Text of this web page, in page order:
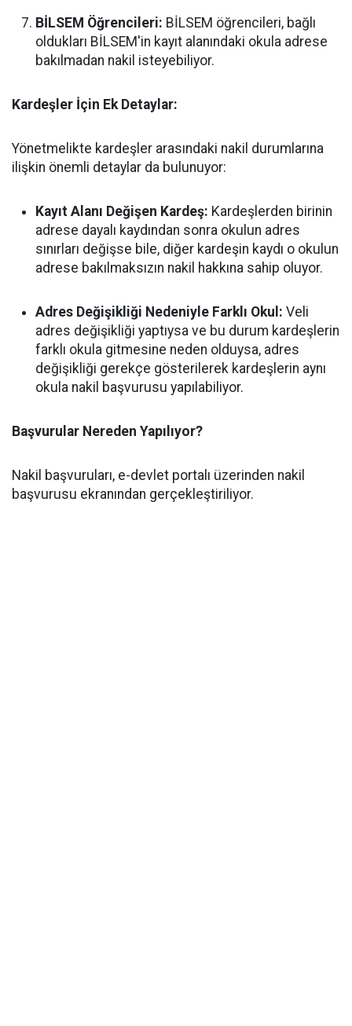
BİLSEM Öğrencileri: BİLSEM öğrencileri, bağlı
oldukları BİLSEM'in kayıt alanındaki okula adrese
bakılmadan nakil isteyebiliyor.
Kardeşler İçin Ek Detaylar:
Yönetmelikte kardeşler arasındaki nakil durumlarına
ilişkin önemli detaylar da bulunuyor:
Kayıt Alanı Değişen Kardeş: Kardeşlerden birinin
adrese dayalı kaydından sonra okulun adres
sınırları değişse bile, diğer kardeşin kaydı o okulun
adrese bakılmaksızın nakil hakkına sahip oluyor.
Adres Değişikliği Nedeniyle Farklı Okul: Veli
adres değişikliği yaptıysa ve bu durum kardeşlerin
farklı okula gitmesine neden olduysa, adres
değişikliği gerekçe gösterilerek kardeşlerin aynı
okula nakil başvurusu yapılabiliyor.
Başvurular Nereden Yapılıyor?
Nakil başvuruları, e-devlet portalı üzerinden nakil
başvurusu ekranından gerçekleştiriliyor.